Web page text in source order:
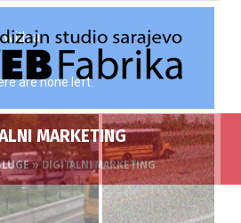
MARKETING
»DIGITALNI MARKETING